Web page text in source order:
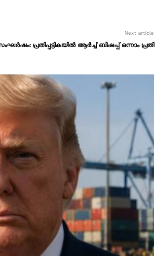
Next article
പ്രതിപ്പട്ടികയില്‍ ആര്‍ച്ച് ബിഷപ്പ് ഒന്നാം പ്രതി